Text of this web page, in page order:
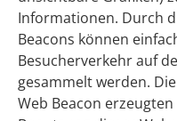
Informationen. Durch
Beacons können
Besucherverkehr auf
gesammelt werden.
Web Beacon